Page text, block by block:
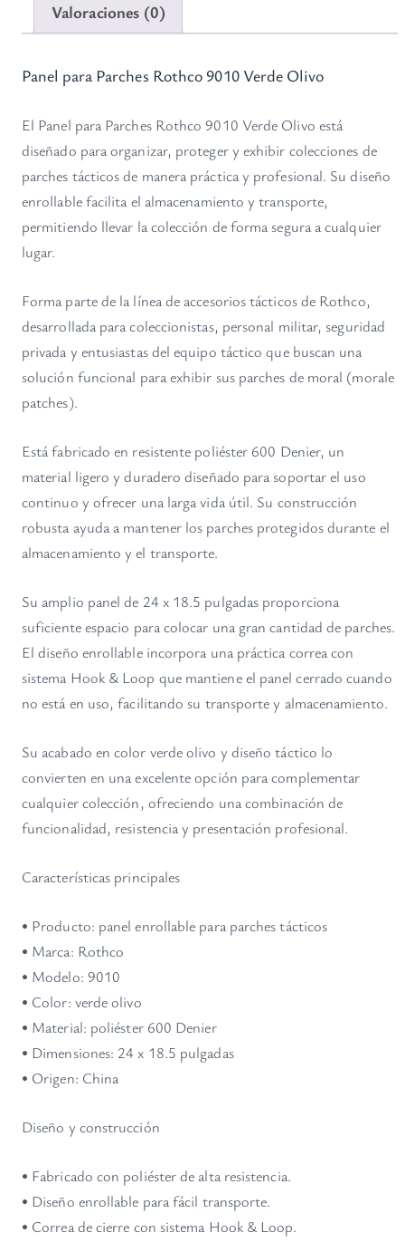
r
h
e
R
o
t
h
o
9
0
1
0
e
r
d
e
O
i
v
o
c
a
t
i
d
a
Valoraciones (0)
Panel para Parches Rothco 9010 Verde Olivo
El Panel para Parches Rothco 9010 Verde Olivo está
diseñado para organizar, proteger y exhibir colecciones de
parches tácticos de manera práctica y profesional. Su diseño
enrollable facilita el almacenamiento y transporte,
permitiendo llevar la colección de forma segura a cualquier
lugar.
Forma parte de la línea de accesorios tácticos de Rothco,
desarrollada para coleccionistas, personal militar, seguridad
privada y entusiastas del equipo táctico que buscan una
solución funcional para exhibir sus parches de moral (morale
patches).
Está fabricado en resistente poliéster 600 Denier, un
material ligero y duradero diseñado para soportar el uso
continuo y ofrecer una larga vida útil. Su construcción
robusta ayuda a mantener los parches protegidos durante el
almacenamiento y el transporte.
Su amplio panel de 24 x 18.5 pulgadas proporciona
suficiente espacio para colocar una gran cantidad de parches.
El diseño enrollable incorpora una práctica correa con
sistema Hook & Loop que mantiene el panel cerrado cuando
no está en uso, facilitando su transporte y almacenamiento.
Su acabado en color verde olivo y diseño táctico lo
convierten en una excelente opción para complementar
cualquier colección, ofreciendo una combinación de
funcionalidad, resistencia y presentación profesional.
Características principales
• Producto: panel enrollable para parches tácticos
• Marca: Rothco
• Modelo: 9010
• Color: verde olivo
• Material: poliéster 600 Denier
• Dimensiones: 24 x 18.5 pulgadas
• Origen: China
Diseño y construcción
• Fabricado con poliéster de alta resistencia.
• Diseño enrollable para fácil transporte.
• Correa de cierre con sistema Hook & Loop.